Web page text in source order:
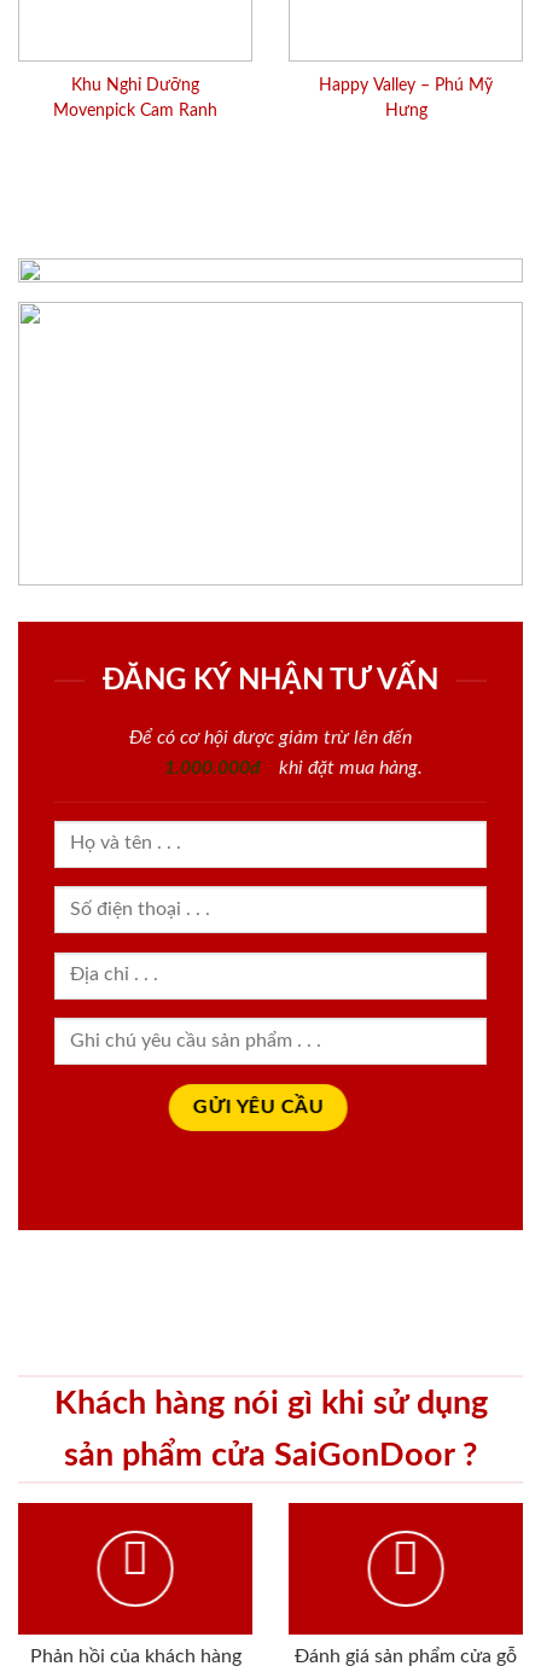
Khu Nghỉ Dưỡng
Movenpick Cam Ranh
Happy Valley – Phú Mỹ
Hưng
ĐĂNG KÝ NHẬN TƯ VẤN
Để có cơ hội được giảm trừ lên đến
1.000.000đ
khi đặt mua hàng.
Khách hàng nói gì khi sử dụng
sản phẩm cửa SaiGonDoor ?
Phản hồi của khách hàng Đánh giá sản phẩm cửa gỗ